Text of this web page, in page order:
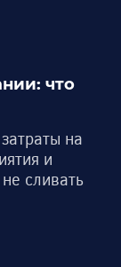
что
на
и
сливать